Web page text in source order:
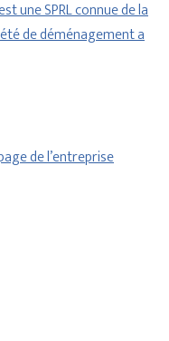
une SPRL connue de la
de déménagement a
de l’entreprise